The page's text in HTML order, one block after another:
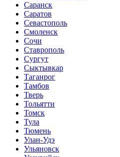
Саранск
Саратов
Севастополь
Смоленск
Сочи
Ставрополь
Сургут
Сыктывкар
Таганрог
Тамбов
Тверь
Тольятти
Томск
Тула
Тюмень
Улан-Удэ
Ульяновск